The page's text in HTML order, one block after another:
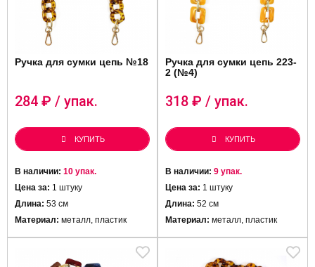
Ручка для сумки цепь №18
284 ₽ / упак.
КУПИТЬ
В наличии: 10 упак.
Цена за: 1 штуку
Длина: 53 см
Материал: металл, пластик
Ручка для сумки цепь 223-
2 (№4)
318 ₽ / упак.
КУПИТЬ
В наличии: 9 упак.
Цена за: 1 штуку
Длина: 52 см
Материал: металл, пластик